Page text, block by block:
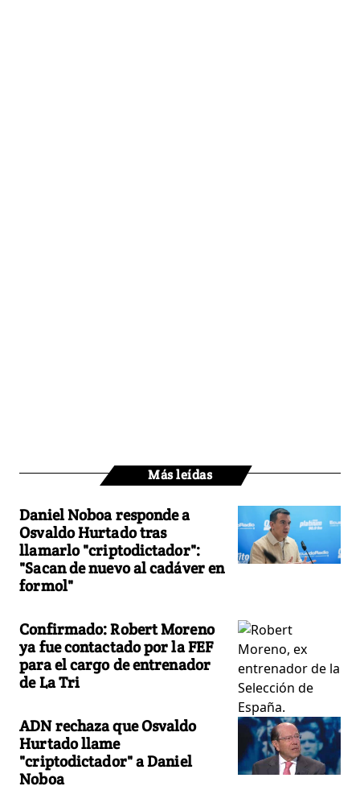
Más leídas
Daniel Noboa responde a
Osvaldo Hurtado tras
llamarlo "criptodictador":
"Sacan de nuevo al cadáver en
formol"
Confirmado: Robert Moreno
ya fue contactado por la FEF
para el cargo de entrenador
de La Tri
ADN rechaza que Osvaldo
Hurtado llame
"criptodictador" a Daniel
Noboa